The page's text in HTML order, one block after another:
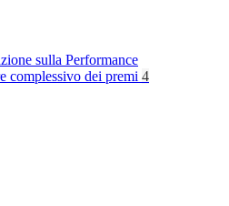
sulla Performance
complessivo dei premi 4